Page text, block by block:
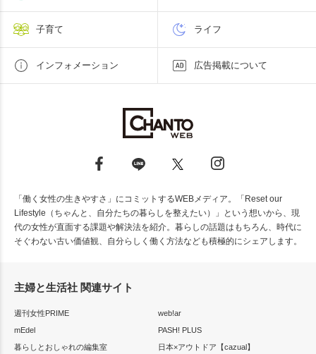
子育て ライフ
インフォメーション 広告掲載について
「働く女性の生きやすさ」にコミットするWEBメディア。「Reset our
Lifestyle（ちゃんと、自分たちの暮らしを整えたい）」という想いから、現
代の女性が直面する課題や解決法を紹介。暮らしの話題はもちろん、時代に
そぐわない古い価値観、自分らしく働く方法なども積極的にシェアします。
主婦と生活社 関連サイト
週刊女性PRIME
web!ar
mEdel
PASH! PLUS
暮らしとおしゃれの編集室
日本×アウトドア【cazual】